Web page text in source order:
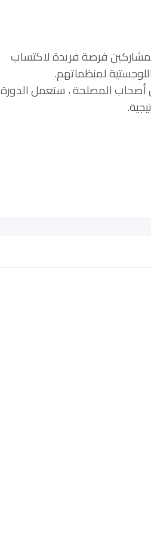
للمشاركين فرصة فريدة لاكتساب
لمنظماتهم.
أصحاب المصلحة ، ستعمل الدورة